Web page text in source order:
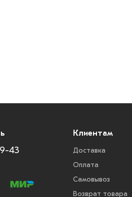
43
Клиентам
Доставка
Оплата
Самовывоз
Возврат товара